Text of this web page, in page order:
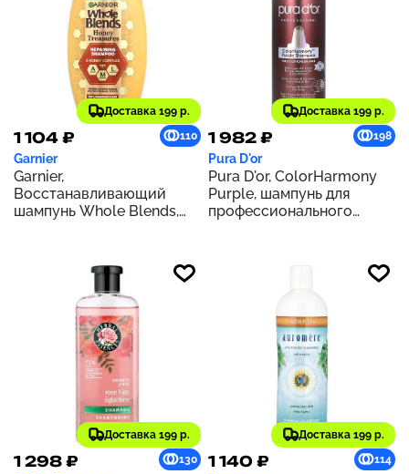
Доставка 199 р.
1 104 ₽ 110
Garnier
Garnier,
Восстанавливающий
шампунь Whole Blends,
Доставка 199 р.
1 982 ₽ 198
Pura D'or
Pura D'or, ColorHarmony
Purple, шампунь для
профессионального
Доставка 199 р.
1 298 ₽ 130
Доставка 199 р.
1 140 ₽ 114